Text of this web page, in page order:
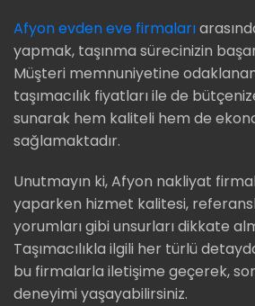
Afyon evden eve firmaları
yapmak, taşınma sürecinizin
Müşteri memnuniyetine
taşımacılık fiyatları ile de
sunarak hem kaliteli hem de
sağlamaktadır.
Unutmayın ki, Afyon nakliyat
yaparken hizmet kalitesi,
yorumları gibi unsurları dikkate
Taşımacılıkla ilgili her türlü
bu firmalarla iletişime geçerek,
deneyimi yaşayabilirsiniz.